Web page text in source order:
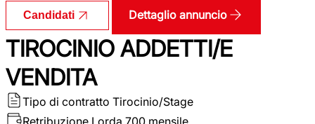
Candidati Dettaglio annuncio
TIROCINIO ADDETTI/E
VENDITA
Tipo di contratto Tirocinio/Stage
Retribuzione Lorda 700 mensile